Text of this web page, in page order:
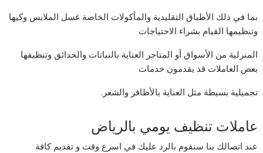
بما في ذلك الأطباق التقليدية والمأكولات الخاصة غسل الملابس وكيها
وتنظيمها القيام بشراء الاحتياجات
المنزلية من الأسواق أو المتاجر العناية بالنباتات والحدائق وتنظيفها
بعض العاملات قد يقدمون خدمات
تجميلية بسيطة مثل العناية بالأظافر والشعر.
عاملات تنظيف يومي بالرياض
عند اتصالك بنا سنقوم بالرد عليك في اسرع وقت و تقديم كافة